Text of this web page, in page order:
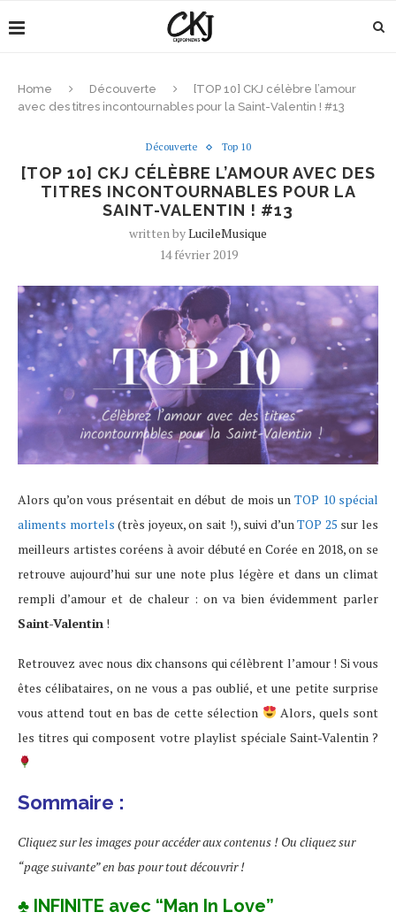
Home Découverte
[TOP 10] CKJ célèbre l’amour
avec des titres incontournables pour la Saint-Valentin ! #13
Découverte Top 10
[TOP 10] CKJ CÉLÈBRE L’AMOUR AVEC DES
TITRES INCONTOURNABLES POUR LA
SAINT-VALENTIN ! #13
written byLucileMusique
14 février 2019
Alors qu’on vous présentait en début de mois un TOP 10 spécial
aliments mortels (très joyeux, on sait !), suivi d’unTOP 25 sur les
meilleurs artistes coréens à avoir débuté en Corée en 2018, on se
retrouve aujourd’hui sur une note plus légère et dans un climat
rempli d’amour et de chaleur : on va bien évidemment parler
Saint-Valentin !
Retrouvez avec nous dix chansons qui célèbrent l’amour ! Si vous
êtes célibataires, on ne vous a pas oublié, et une petite surprise
vous attend tout en bas de cette sélection
Alors, quels sont
les titres qui composent votre playlist spéciale Saint-Valentin ?
Sommaire :
Cliquez sur les images pour accéder aux contenus ! Ou cliquez sur
“page suivante” en bas pour tout découvrir !
♣ INFINITE avec “Man In Love”